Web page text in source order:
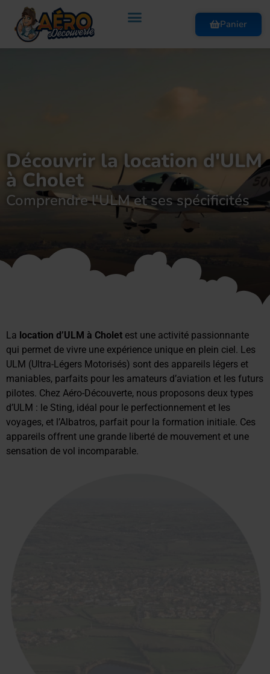
Panier
Découvrir la location d'ULM
à Cholet
Comprendre l'ULM et ses spécificités
La location d’ULM à Cholet est une activité passionnante
qui permet de vivre une expérience unique en plein ciel. Les
ULM (Ultra-Légers Motorisés) sont des appareils légers et
maniables, parfaits pour les amateurs d’aviation et les futurs
pilotes. Chez Aéro-Découverte, nous proposons deux types
d’ULM : le Sting, idéal pour le perfectionnement et les
voyages, et l’Albatros, parfait pour la formation initiale. Ces
appareils offrent une grande liberté de mouvement et une
sensation de vol incomparable.